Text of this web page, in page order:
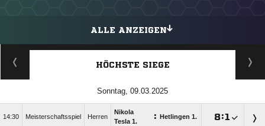
ALLE ANZEIGEN
HÖCHSTE SIEGE
Sonntag, 09.03.2025
14:30 Meisterschaftsspiel Herren
Nikola
Tesla 1.
: Hetlingen 1. :